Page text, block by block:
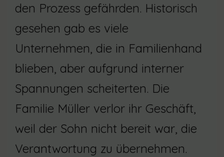
den Prozess gefährden. Historisch
gesehen gab es viele
Unternehmen, die in Familienhand
blieben, aber aufgrund interner
Spannungen scheiterten. Die
Familie Müller verlor ihr Geschäft,
weil der Sohn nicht bereit war, die
Verantwortung zu übernehmen.